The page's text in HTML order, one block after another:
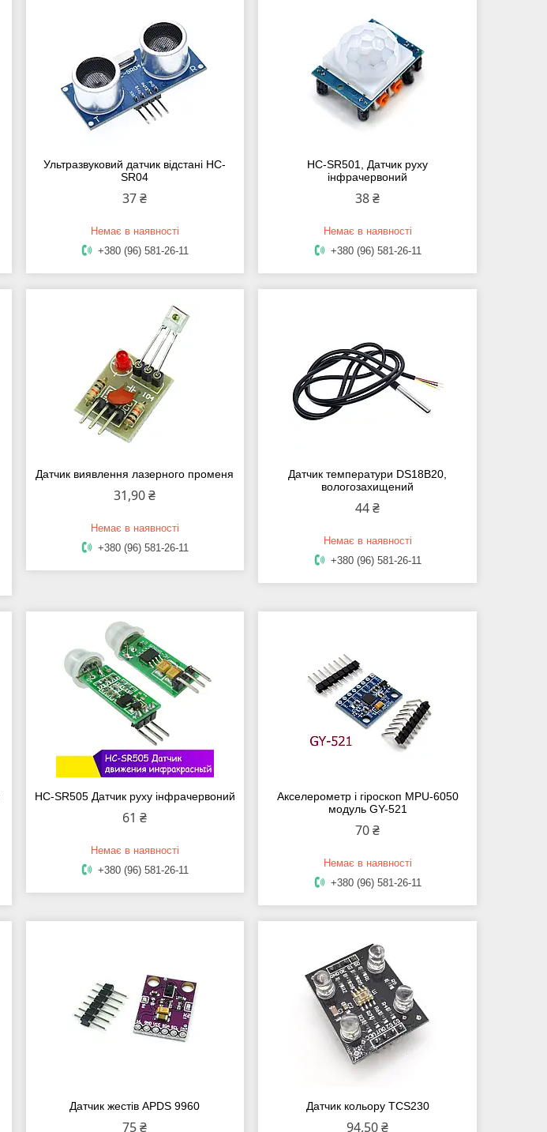
Ультразвуковий датчик відстані HC-
SR04
37 ₴
Немає в наявності
+380 (96) 581-26-11
HC-SR501, Датчик руху
інфрачервоний
38 ₴
Немає в наявності
+380 (96) 581-26-11
Датчик виявлення лазерного променя
31,90 ₴
Немає в наявності
+380 (96) 581-26-11
Датчик температури DS18B20,
вологозахищений
44 ₴
Немає в наявності
+380 (96) 581-26-11
HC-SR505 Датчик руху інфрачервоний
61 ₴
Немає в наявності
+380 (96) 581-26-11
Акселерометр і гіроскоп MPU-6050
модуль GY-521
70 ₴
Немає в наявності
+380 (96) 581-26-11
Датчик жестів APDS 9960
75 ₴
Датчик кольору TCS230
94,50 ₴